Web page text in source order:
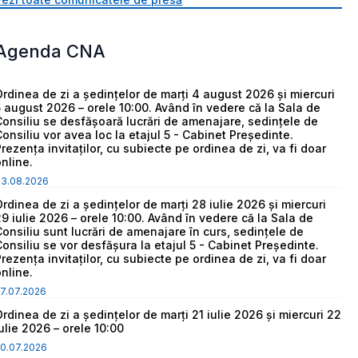
CNA
de zi a ședințelor de marți 4 august 2026 și miercuri
august 2026 – orele 10:00. Având în vedere că la Sala de
se desfășoară lucrări de amenajare, sedințele de
vor avea loc la etajul 5 - Cabinet Președinte.
invitaților, cu subiecte pe ordinea de zi, va fi doar
de zi a ședințelor de marți 28 iulie 2026 și miercuri
iulie 2026 – orele 10:00. Având în vedere că la Sala de
sunt lucrări de amenajare în curs, sedințele de
se vor desfășura la etajul 5 - Cabinet Președinte.
invitaților, cu subiecte pe ordinea de zi, va fi doar
de zi a ședințelor de marți 21 iulie 2026 și miercuri 22
2026 – orele 10:00